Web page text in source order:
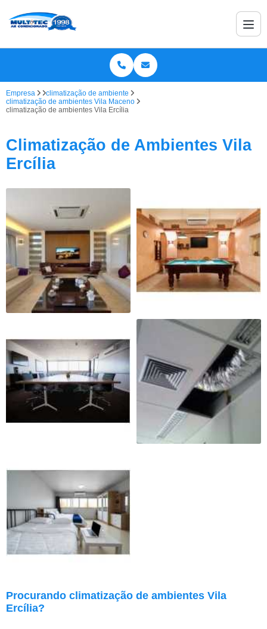
Empresa
climatização de ambiente
climatização de ambientes Vila Maceno
climatização de ambientes Vila Ercília
Climatização de Ambientes Vila
Ercília
Procurando climatização de ambientes Vila
Ercília?